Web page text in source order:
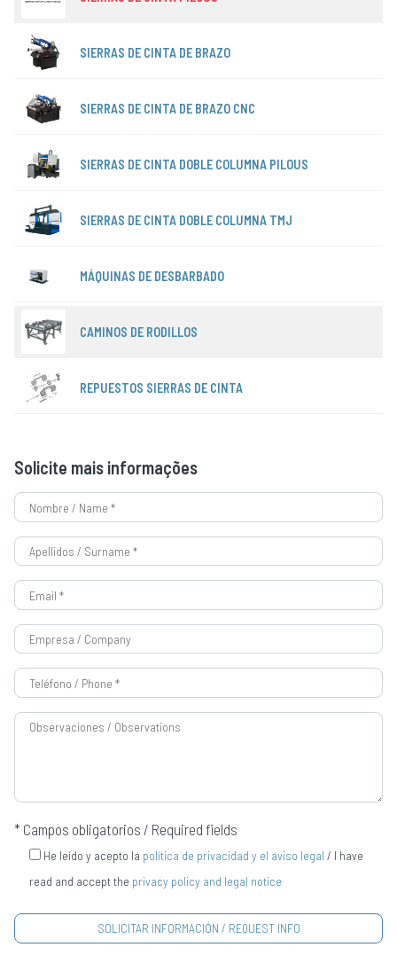
SIERRAS DE CINTA DE BRAZO
SIERRAS DE CINTA DE BRAZO CNC
SIERRAS DE CINTA DOBLE COLUMNA PILOUS
SIERRAS DE CINTA DOBLE COLUMNA TMJ
MÁQUINAS DE DESBARBADO
CAMINOS DE RODILLOS
REPUESTOS SIERRAS DE CINTA
Solicite mais informações
* Campos obligatorios / Required fields
He leído y acepto la política de privacidad y el aviso legal / I have
read and accept the privacy policy and legal notice